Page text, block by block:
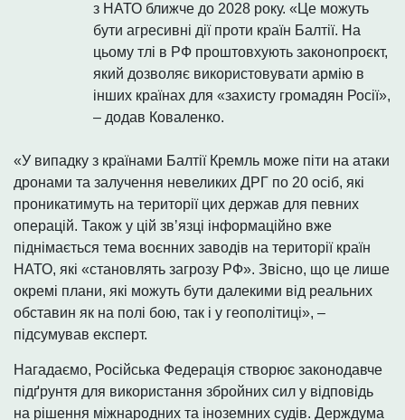
з НАТО ближче до 2028 року. «Це можуть
бути агресивні дії проти країн Балтії. На
цьому тлі в РФ проштовхують законопроєкт,
який дозволяє використовувати армію в
інших країнах для «захисту громадян Росії»,
– додав Коваленко.
«У випадку з країнами Балтії Кремль може піти на атаки
дронами та залучення невеликих ДРГ по 20 осіб, які
проникатимуть на території цих держав для певних
операцій. Також у цій звʼязці інформаційно вже
піднімається тема воєнних заводів на території країн
НАТО, які «становлять загрозу РФ». Звісно, що це лише
окремі плани, які можуть бути далекими від реальних
обставин як на полі бою, так і у геополітиці», –
підсумував експерт.
Нагадаємо, Російська Федерація створює законодавче
підґрунтя для використання збройних сил у відповідь
на рішення міжнародних та іноземних судів. Держдума